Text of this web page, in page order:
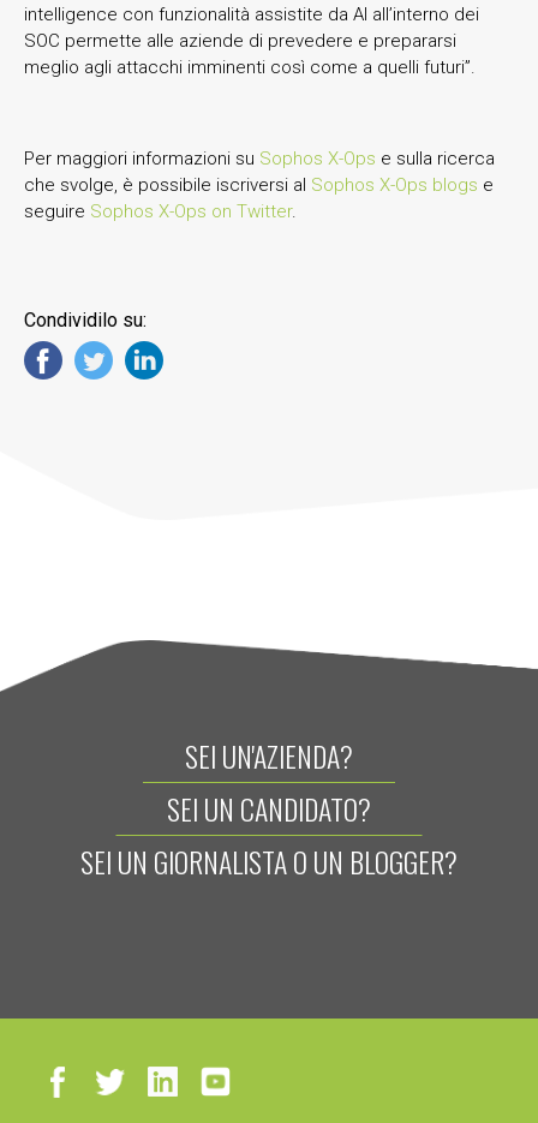
intelligence con funzionalità assistite da AI all’interno dei
SOC permette alle aziende di prevedere e prepararsi
meglio agli attacchi imminenti così come a quelli futuri”.
Per maggiori informazioni su Sophos X-Ops e sulla ricerca
che svolge, è possibile iscriversi al Sophos X-Ops blogs e
seguire Sophos X-Ops on Twitter.
Condividilo su:
SEI UN'AZIENDA?
SEI UN CANDIDATO?
SEI UN GIORNALISTA O UN BLOGGER?